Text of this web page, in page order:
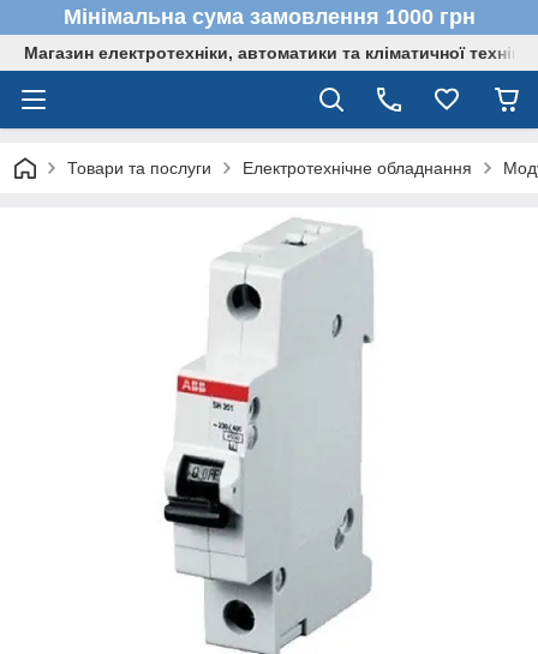
Мінімальна сума замовлення 1000 грн
Магазин електротехніки, автоматики та кліматичної техніки
Товари та послуги Електротехнічне обладнання